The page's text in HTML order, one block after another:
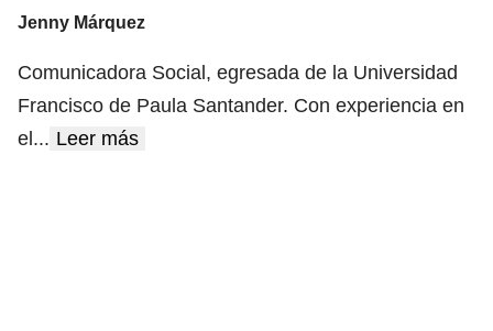
Jenny Márquez
Comunicadora Social, egresada de la Universidad
Francisco de Paula Santander. Con experiencia en
el ... Leer más